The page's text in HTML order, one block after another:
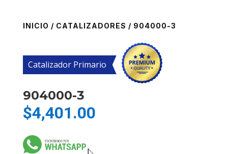
INICIO / CATALIZADORES / 904000-3
Catalizador Primario
904000-3
$4,401.00